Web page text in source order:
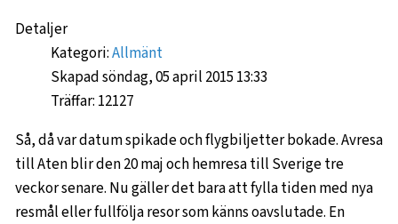
Detaljer
Kategori:Allmänt
Skapad söndag, 05 april 2015 13:33
Träffar: 12127
Så, då var datum spikade och flygbiljetter bokade. Avresa
till Aten blir den 20 maj och hemresa till Sverige tre
veckor senare. Nu gäller det bara att fylla tiden med nya
resmål eller fullfölja resor som känns oavslutade. En